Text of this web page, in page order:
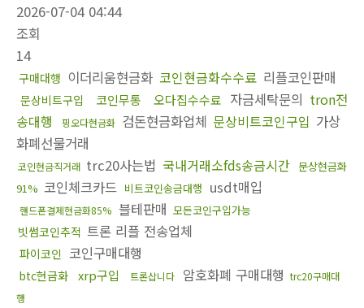
2026-07-04 04:44
조회
14
구매대행 이더리움현금화 코인현금화수수료 리플코인판매
문상비트구입 코인무통 오다집수수료 자금세탁문의 tron전
송대행
핑오다현금화 검돈현금화업체 문상비트코인구입 가상
화폐선물거래
코인현금직거래 trc20사는법 국내거래소fds송금시간 문상현금화
91% 코인체크카드 비트코인송금대행 usdt매입
핸드폰결제현금화85% 블테판매 모든코인구입가능
빗썸코인추적 트론 리플 전송업체
파이코인 코인구매대행
btc현금화 xrp구입 트론삽니다 암호화폐 구매대행 trc20구매대
행